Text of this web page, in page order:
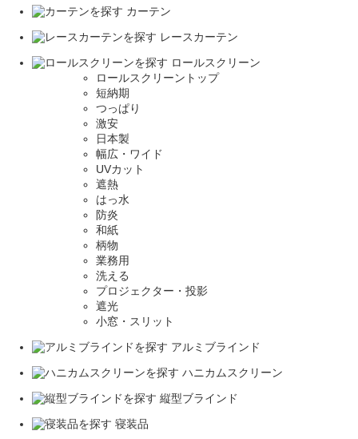
カーテン
レースカーテン
ロールスクリーン
ロールスクリーントップ
短納期
つっぱり
激安
日本製
幅広・ワイド
UVカット
遮熱
はっ水
防炎
和紙
柄物
業務用
洗える
プロジェクター・投影
遮光
小窓・スリット
アルミブラインド
ハニカムスクリーン
縦型ブラインド
寝装品